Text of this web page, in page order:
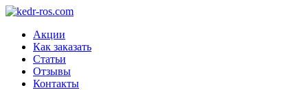
Акции
Как заказать
Статьи
Отзывы
Контакты